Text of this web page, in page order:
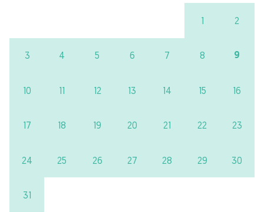
1 2
3 4 5 6 7 8 9
10 11 12 13 14 15 16
17 18 19 20 21 22 23
24 25 26 27 28 29 30
31